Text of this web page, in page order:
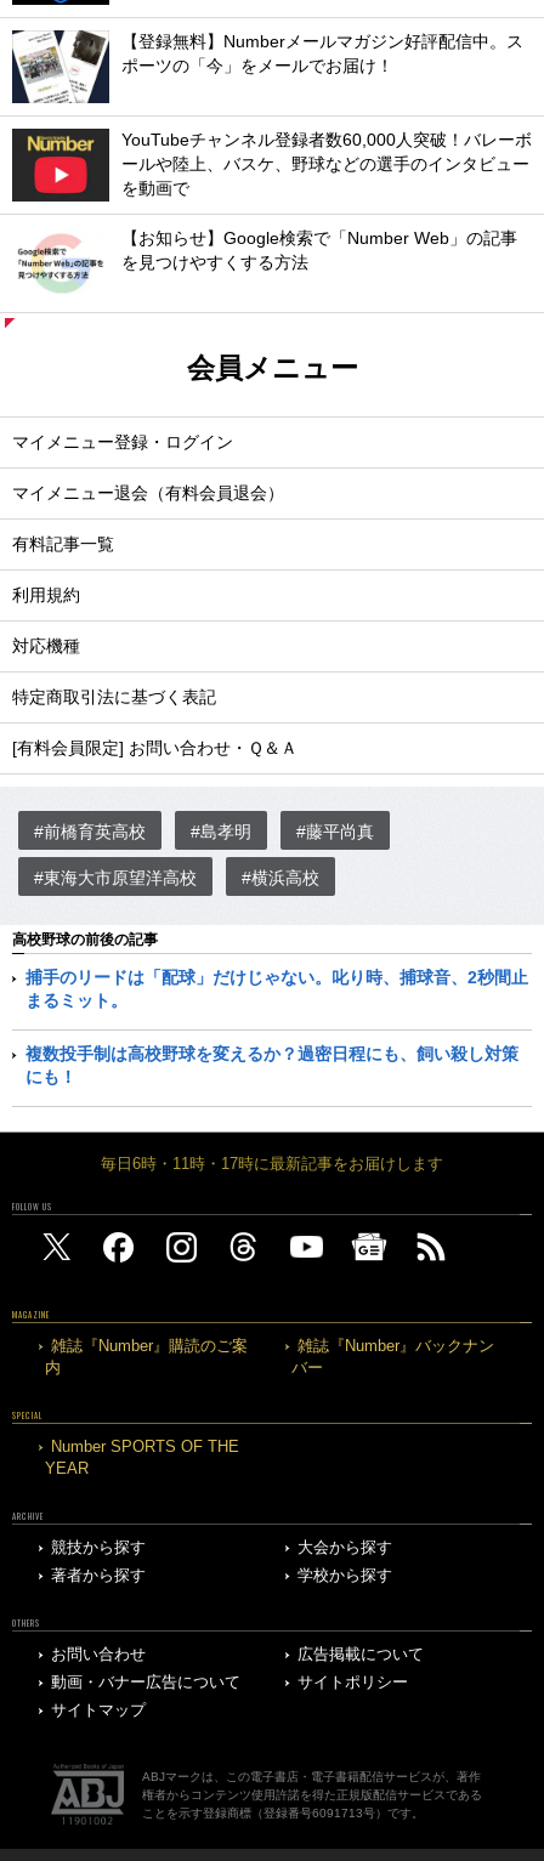
【登録無料】Numberメールマガジン好評配信中。ス
ポーツの「今」をメールでお届け！
YouTubeチャンネル登録者数60,000人突破！バレーボ
ールや陸上、バスケ、野球などの選手のインタビュー
を動画で
【お知らせ】Google検索で「Number Web」の記事
を見つけやすくする方法
会員メニュー
マイメニュー登録・ログイン
マイメニュー退会（有料会員退会）
有料記事一覧
利用規約
対応機種
特定商取引法に基づく表記
[有料会員限定] お問い合わせ・Ｑ＆Ａ
#前橋育英高校 #島孝明 #藤平尚真
#東海大市原望洋高校 #横浜高校
高校野球の前後の記事
捕手のリードは「配球」だけじゃない。叱り時、捕球音、2秒間止
まるミット。
複数投手制は高校野球を変えるか？過密日程にも、飼い殺し対策
にも！
毎日6時・11時・17時に最新記事をお届けします
FOLLOW US
MAGAZINE
雑誌『Number』購読のご案
内
雑誌『Number』バックナン
バー
SPECIAL
Number SPORTS OF THE
YEAR
ARCHIVE
競技から探す
大会から探す
著者から探す
学校から探す
OTHERS
お問い合わせ
広告掲載について
動画・バナー広告について
サイトポリシー
サイトマップ
ABJマークは、この電子書店・電子書籍配信サービスが、著作
権者からコンテンツ使用許諾を得た正規版配信サービスである
ことを示す登録商標（登録番号6091713号）です。